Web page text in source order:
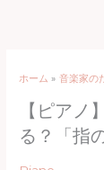
ホーム 音楽家の
【ピアノ
る？「指